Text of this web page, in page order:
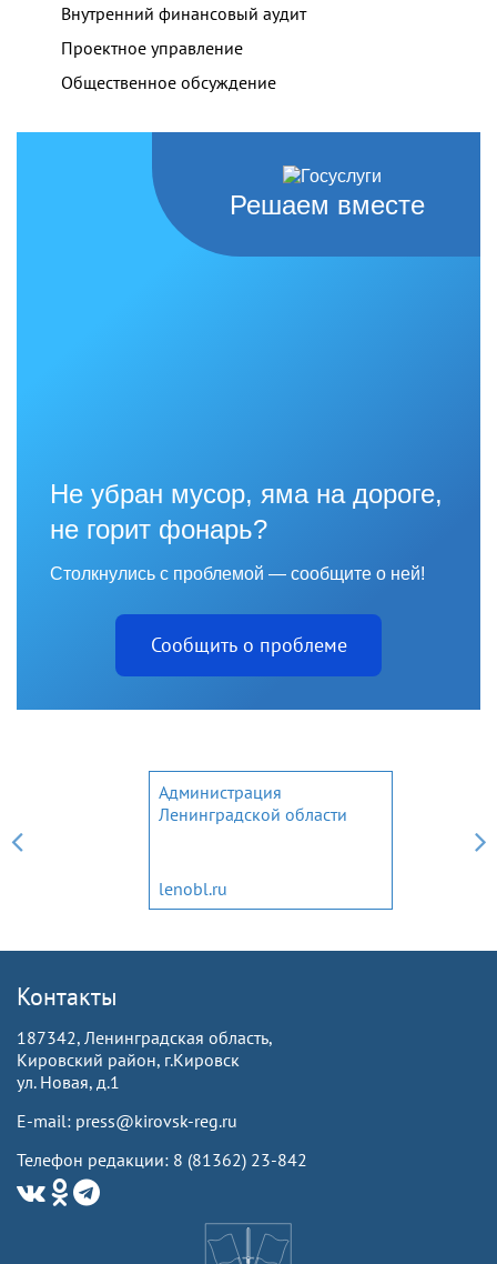
Внутренний финансовый аудит
Проектное управление
Общественное обсуждение
Решаем вместе
Не убран мусор, яма на дороге,
не горит фонарь?
Столкнулись с проблемой — сообщите о ней!
Сообщить о проблеме
Администрация
Ленинградской области
lenobl.ru
Контакты
187342, Ленинградская область,
Кировский район, г.Кировск
ул. Новая, д.1
E-mail: press@kirovsk-reg.ru
Телефон редакции: 8 (81362) 23-842